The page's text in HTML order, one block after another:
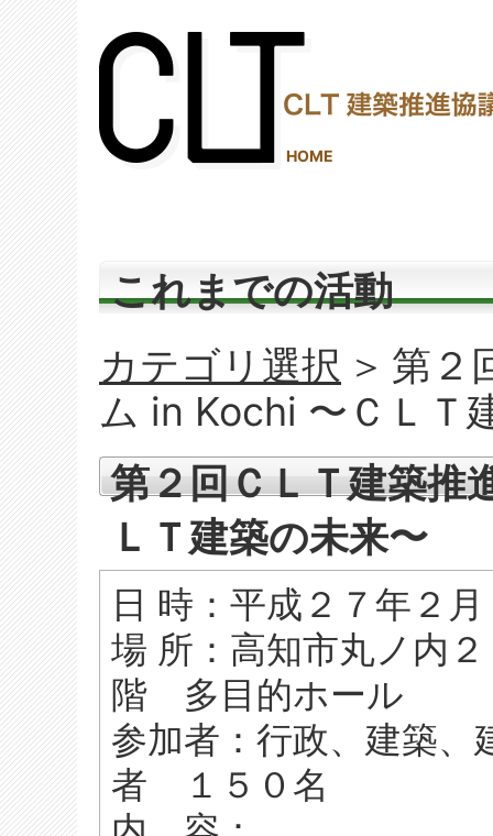
HOME
これまでの活動
カテゴリ選択 ＞ 第２
ム in Kochi 〜ＣＬＴ
第２回ＣＬＴ建築推
ＬＴ建築の未来〜
日 時：平成２７年２
場 所：高知市丸ノ内
階 多目的ホール
参加者：行政、建築、
者 １５０名